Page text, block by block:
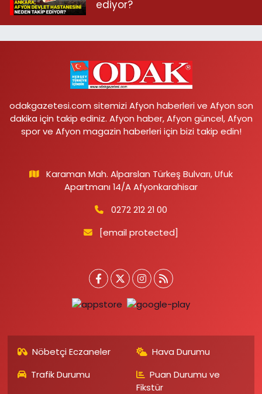
ediyor?
odakgazetesi.com sitemizi Afyon haberleri ve Afyon son
dakika için takip ediniz. Afyon haber, Afyon güncel, Afyon
spor ve Afyon magazin haberleri için bizi takip edin!
Karaman Mah. Alparslan Türkeş Bulvarı, Ufuk
Apartmanı 14/A Afyonkarahisar
0272 212 21 00
[email protected]
Nöbetçi Eczaneler
Hava Durumu
Trafik Durumu
Puan Durumu ve
Fikstür